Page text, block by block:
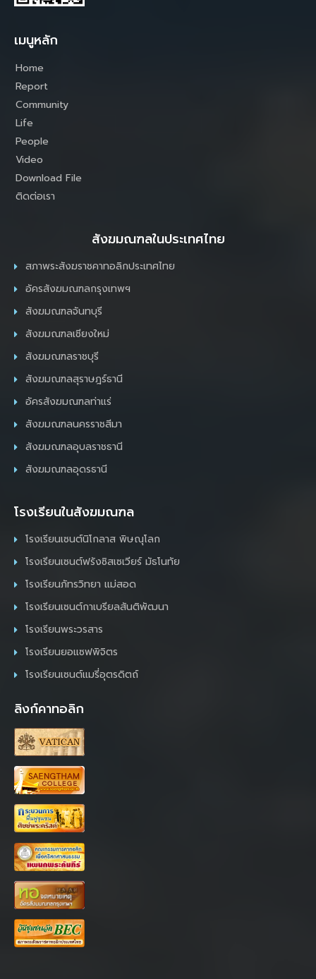
เมนูหลัก
Home
Report
Community
Life
People
Video
Download File
ติดต่อเรา
สังฆมณฑลในประเทศไทย
สภาพระสังฆราชคาทอลิกประเทศไทย
อัครสังฆมณฑลกรุงเทพฯ
สังฆมณฑลจันทบุรี
สังฆมณฑลเชียงใหม่
สังฆมณฑลราชบุรี
สังฆมณฑลสุราษฎร์ธานี
อัครสังฆมณฑลท่าแร่
สังฆมณฑลนครราชสีมา
สังฆมณฑลอุบลราชธานี
สังฆมณฑลอุดรธานี
โรงเรียนในสังฆมณฑล
โรงเรียนเซนต์นิโกลาส พิษณุโลก
โรงเรียนเซนต์ฟรังซิสเซเวียร์ มัธโนทัย
โรงเรียนภัทรวิทยา แม่สอด
โรงเรียนเซนต์กาเบรียลสันติพัฒนา
โรงเรียนพระวรสาร
โรงเรียนยอแซฟพิจิตร
โรงเรียนเซนต์แมรี่อุตรดิตถ์
ลิงก์คาทอลิก